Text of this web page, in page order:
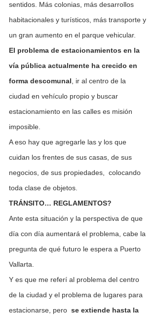
sentidos. Más colonias, más desarrollos
habitacionales y turísticos, más transporte y
un gran aumento en el parque vehicular.
El problema de estacionamientos en la
vía pública actualmente ha crecido en
forma descomunal, ir al centro de la
ciudad en vehículo propio y buscar
estacionamiento en las calles es misión
imposible.
A eso hay que agregarle las y los que
cuidan los frentes de sus casas, de sus
negocios, de sus propiedades,  colocando
toda clase de objetos.
TRÁNSITO… REGLAMENTOS?
Ante esta situación y la perspectiva de que
día con día aumentará el problema, cabe la
pregunta de qué futuro le espera a Puerto
Vallarta.
Y es que me referí al problema del centro
de la ciudad y el problema de lugares para
estacionarse, pero se extiende hasta la